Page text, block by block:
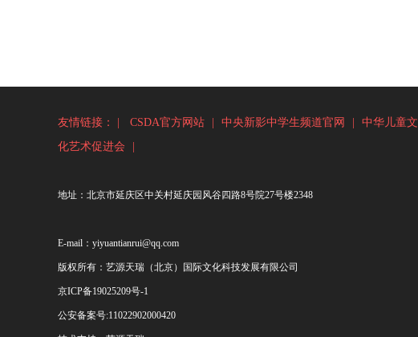
友情链接： | CSDA官方网站 中央新影中学生频道官网
中华儿童文
化艺术促进会
地址：北京市延庆区中关村延庆园风谷四路8号院27号楼2348
E-mail：yiyuantianrui@qq.com
版权所有：艺源天瑞（北京）国际文化科技发展有限公司
京ICP备19025209号-1
公安备案号:11022902000420